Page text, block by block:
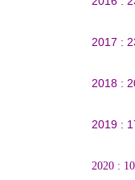
2017 :
2018 :
2019 :
2020 :